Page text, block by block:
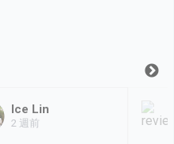
Ice Lin
2 週前